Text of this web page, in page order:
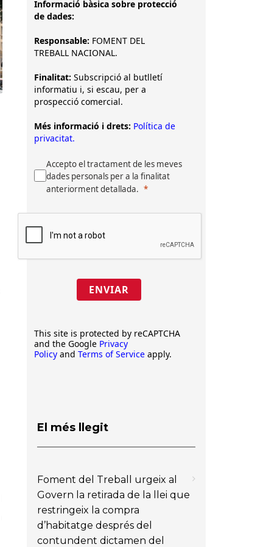
Informació bàsica sobre protecció
de dades:
Responsable: FOMENT DEL
TREBALL NACIONAL.
Finalitat: Subscripció al butlletí
informatiu i, si escau, per a
prospecció comercial.
Més informació i drets: Política de
privacitat.
Accepto el tractament de les meves
dades personals per a la finalitat
anteriorment detallada.
ENVIAR
This site is protected by reCAPTCHA
and the Google Privacy
Policy and Terms of Service apply.
El més llegit
Foment del Treball urgeix al
Govern la retirada de la llei que
restringeix la compra
d’habitatge després del
contundent dictamen del